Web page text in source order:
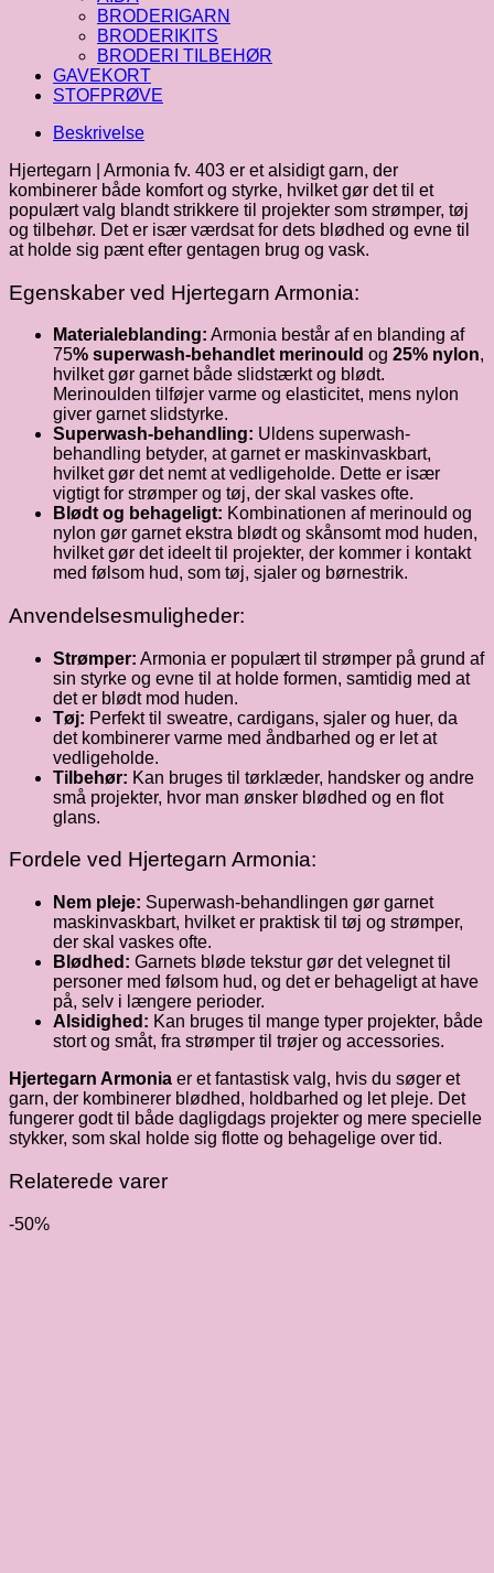
BRODERIGARN
BRODERIKITS
BRODERI TILBEHØR
GAVEKORT
STOFPRØVE
Beskrivelse
Hjertegarn | Armonia fv. 403 er et alsidigt garn, der
kombinerer både komfort og styrke, hvilket gør det til et
populært valg blandt strikkere til projekter som strømper, tøj
og tilbehør. Det er især værdsat for dets blødhed og evne til
at holde sig pænt efter gentagen brug og vask.
Egenskaber ved Hjertegarn Armonia:
Materialeblanding: Armonia består af en blanding af
75% superwash-behandlet merinould og 25% nylon,
hvilket gør garnet både slidstærkt og blødt.
Merinoulden tilføjer varme og elasticitet, mens nylon
giver garnet slidstyrke.
Superwash-behandling: Uldens superwash-
behandling betyder, at garnet er maskinvaskbart,
hvilket gør det nemt at vedligeholde. Dette er især
vigtigt for strømper og tøj, der skal vaskes ofte.
Blødt og behageligt: Kombinationen af merinould og
nylon gør garnet ekstra blødt og skånsomt mod huden,
hvilket gør det ideelt til projekter, der kommer i kontakt
med følsom hud, som tøj, sjaler og børnestrik.
Anvendelsesmuligheder:
Strømper: Armonia er populært til strømper på grund af
sin styrke og evne til at holde formen, samtidig med at
det er blødt mod huden.
Tøj: Perfekt til sweatre, cardigans, sjaler og huer, da
det kombinerer varme med åndbarhed og er let at
vedligeholde.
Tilbehør: Kan bruges til tørklæder, handsker og andre
små projekter, hvor man ønsker blødhed og en flot
glans.
Fordele ved Hjertegarn Armonia:
Nem pleje: Superwash-behandlingen gør garnet
maskinvaskbart, hvilket er praktisk til tøj og strømper,
der skal vaskes ofte.
Blødhed: Garnets bløde tekstur gør det velegnet til
personer med følsom hud, og det er behageligt at have
på, selv i længere perioder.
Alsidighed: Kan bruges til mange typer projekter, både
stort og småt, fra strømper til trøjer og accessories.
Hjertegarn Armonia er et fantastisk valg, hvis du søger et
garn, der kombinerer blødhed, holdbarhed og let pleje. Det
fungerer godt til både dagligdags projekter og mere specielle
stykker, som skal holde sig flotte og behagelige over tid.
Relaterede varer
-50%